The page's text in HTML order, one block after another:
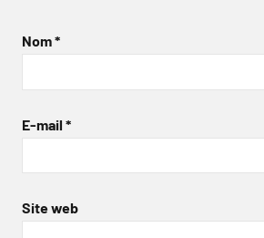
Nom*
E-mail *
Site web